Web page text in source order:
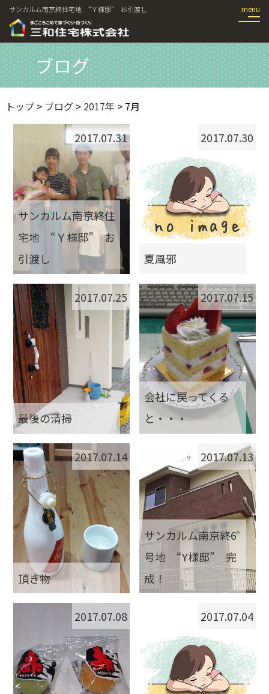
サンカルム南京終住宅地 “Ｙ様邸” お引渡し
ブログ
トップ> ブログ> 2017年 > 7月
2017.07.31
サンカルム南京終住
宅地 “Ｙ様邸” お
引渡し
2017.07.30
夏風邪
2017.07.25
最後の清掃
2017.07.15
会社に戻ってくる
と・・・
2017.07.14
頂き物
2017.07.13
サンカルム南京終6
号地 “Y様邸” 完
成！
2017.07.08 2017.07.04